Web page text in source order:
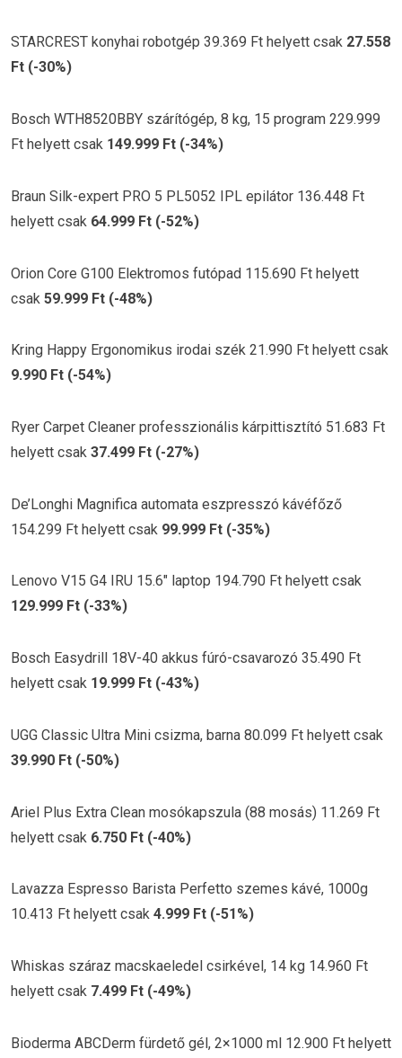
STARCREST konyhai robotgép 39.369 Ft helyett csak 27.558
Ft (-30%)
Bosch WTH8520BBY szárítógép, 8 kg, 15 program 229.999
Ft helyett csak 149.999 Ft (-34%)
Braun Silk-expert PRO 5 PL5052 IPL epilátor 136.448 Ft
helyett csak 64.999 Ft (-52%)
Orion Core G100 Elektromos futópad 115.690 Ft helyett
csak 59.999 Ft (-48%)
Kring Happy Ergonomikus irodai szék 21.990 Ft helyett csak
9.990 Ft (-54%)
Ryer Carpet Cleaner professzionális kárpittisztító 51.683 Ft
helyett csak 37.499 Ft (-27%)
De’Longhi Magnifica automata eszpresszó kávéfőző
154.299 Ft helyett csak 99.999 Ft (-35%)
Lenovo V15 G4 IRU 15.6″ laptop 194.790 Ft helyett csak
129.999 Ft (-33%)
Bosch Easydrill 18V-40 akkus fúró-csavarozó 35.490 Ft
helyett csak 19.999 Ft (-43%)
UGG Classic Ultra Mini csizma, barna 80.099 Ft helyett csak
39.990 Ft (-50%)
Ariel Plus Extra Clean mosókapszula (88 mosás) 11.269 Ft
helyett csak 6.750 Ft (-40%)
Lavazza Espresso Barista Perfetto szemes kávé, 1000g
10.413 Ft helyett csak 4.999 Ft (-51%)
Whiskas száraz macskaeledel csirkével, 14 kg 14.960 Ft
helyett csak 7.499 Ft (-49%)
Bioderma ABCDerm fürdető gél, 2×1000 ml 12.900 Ft helyett